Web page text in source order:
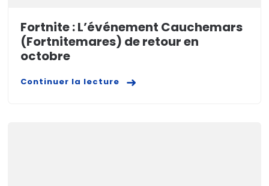
Fortnite : L’événement Cauchemars
(Fortnitemares) de retour en
octobre
Continuer la lecture